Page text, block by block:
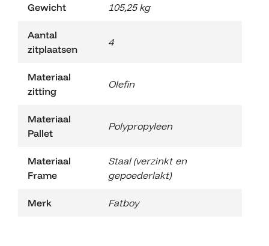
Gewicht 105,25 kg
Aantal
zitplaatsen
4
Materiaal
zitting
Olefin
Materiaal
Pallet
Polypropyleen
Materiaal
Frame
Staal (verzinkt en
gepoederlakt)
Merk Fatboy